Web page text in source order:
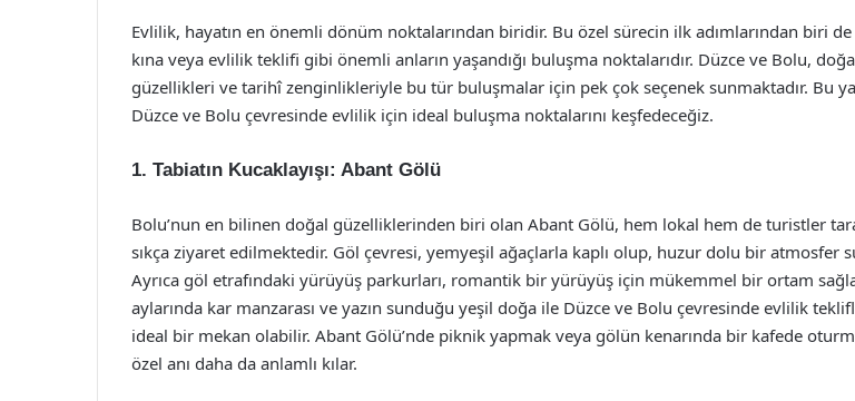
Evlilik, hayatın en önemli dönüm noktalarından biridir. Bu özel sürecin ilk adımlarından biri
kına veya evlilik teklifi gibi önemli anların yaşandığı buluşma noktalarıdır. Düzce ve Bolu,
güzellikleri ve tarihî zenginlikleriyle bu tür buluşmalar için pek çok seçenek sunmaktadır. Bu
Düzce ve Bolu çevresinde evlilik için ideal buluşma noktalarını keşfedeceğiz.
1. Tabiatın Kucaklayışı: Abant Gölü
Bolu’nun en bilinen doğal güzelliklerinden biri olan Abant Gölü, hem lokal hem de turistler
sıkça ziyaret edilmektedir. Göl çevresi, yemyeşil ağaçlarla kaplı olup, huzur dolu bir atmosfer
Ayrıca göl etrafındaki yürüyüş parkurları, romantik bir yürüyüş için mükemmel bir ortam
aylarında kar manzarası ve yazın sunduğu yeşil doğa ile Düzce ve Bolu çevresinde evlilik
ideal bir mekan olabilir. Abant Gölü’nde piknik yapmak veya gölün kenarında bir kafede
özel anı daha da anlamlı kılar.